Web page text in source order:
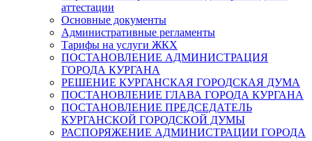
аттестации
Основные документы
Административные регламенты
Тарифы на услуги ЖКХ
ПОСТАНОВЛЕНИЕ АДМИНИСТРАЦИЯ
ГОРОДА КУРГАНА
РЕШЕНИЕ КУРГАНСКАЯ ГОРОДСКАЯ ДУМА
ПОСТАНОВЛЕНИЕ ГЛАВА ГОРОДА КУРГАНА
ПОСТАНОВЛЕНИЕ ПРЕДСЕДАТЕЛЬ
КУРГАНСКОЙ ГОРОДСКОЙ ДУМЫ
РАСПОРЯЖЕНИЕ АДМИНИСТРАЦИИ ГОРОДА